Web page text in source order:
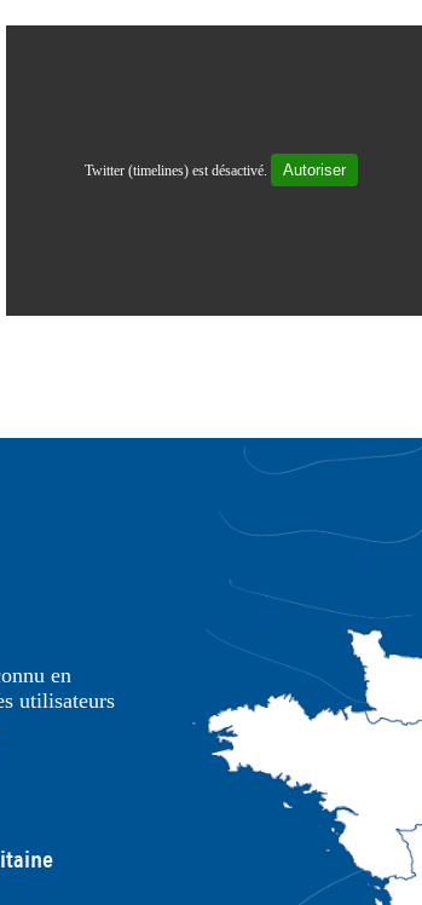
Twitter (timelines) est désactivé. Autoriser
en
utilisateurs